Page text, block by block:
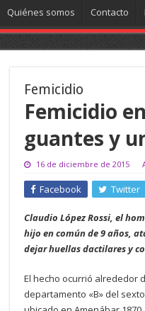
Quiénes somos Contacto
Femicidio
Femicidio
guantes y
16 de diciembre de 2015
Facebook Twitter
Claudio López Rossi, el
hijo en común de 9 años,
dejar huellas dactilares y
El hecho ocurrió alrededor
departamento «B» del